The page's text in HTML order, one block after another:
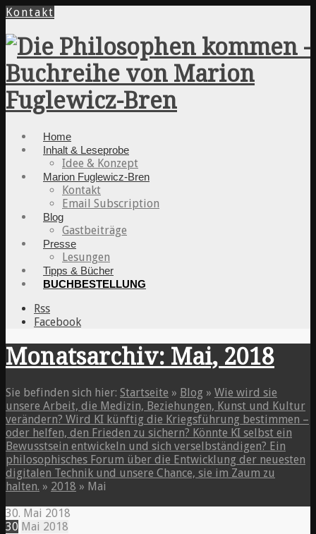
Kontakt
Home
Inhalt & Leseprobe
Idee & Konzept
Marion Fuglewicz-Bren
Kontakt
Email Subscription
Blog
Gastbeiträge
Presse
Lesungen
Tipps & Bücher
BUCHBESTELLUNG
Rss
Facebook
Monatsarchiv: Mai, 2018
Sie befinden sich hier: Startseite » Blog » Wie wird sie
unsere Arbeit, die Medizin, Beziehungen, Kunst und Kultur
verändern? Wird KI künftig die Kriegsführung bestimmen –
oder helfen, den Frieden zu sichern? Könnte KI selbst ein
Bewusstsein entwickeln und sich verselbständigen? Ein
philosophisches Forum über die Entwicklung der neuesten
digitalen Technik und unsere Chance, sie im Zaum zu
halten. » 2018 » Mai
30. Mai 2018
30 Mai 2018